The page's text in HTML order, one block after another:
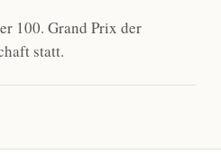
100. Grand Prix der
statt.